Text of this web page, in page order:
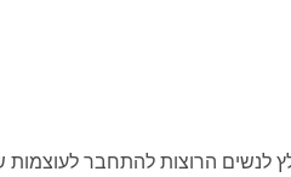
הרוצות להתחבר לעוצמות